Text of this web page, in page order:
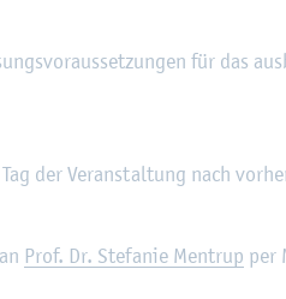
für das
der Ver­an­stal­tung nach
Prof. Dr. Ste­fa­nie Men­trup per